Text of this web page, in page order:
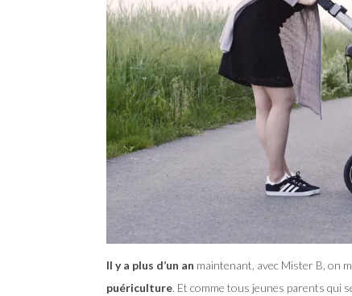
Il y a plus d’un an maintenant, avec Mister B, on
puériculture. Et comme tous jeunes parents qui